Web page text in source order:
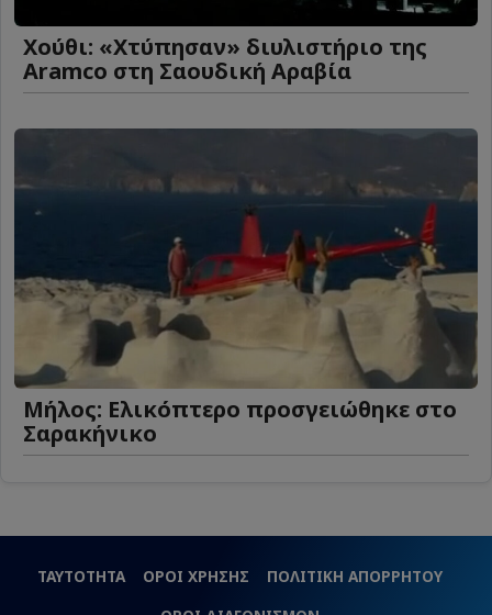
Χούθι: «Χτύπησαν» διυλιστήριο της
Aramco στη Σαουδική Αραβία
Μήλος: Ελικόπτερο προσγειώθηκε στο
Σαρακήνικο
ΤΑΥΤΟΤΗΤΑ ΟΡΟΙ ΧΡΗΣΗΣ
ΠΟΛΙΤΙΚΗ ΑΠΟΡΡΗΤΟΥ